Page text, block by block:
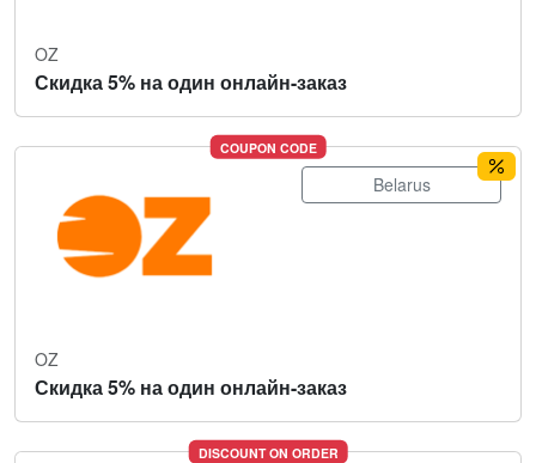
OZ
Скидка 5% на один онлайн-заказ
COUPON CODE
Belarus
OZ
Скидка 5% на один онлайн-заказ
DISCOUNT ON ORDER